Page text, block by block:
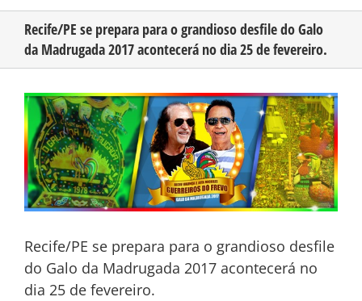
CONHEÇA O AMAZONAS
PUBLICIDADE
CONTATO
Recife/PE se prepara para o grandioso desfile do Galo
da Madrugada 2017 acontecerá no dia 25 de fevereiro.
View
Larger
Image
Recife/PE se prepara para o grandioso desfile
do Galo da Madrugada 2017 acontecerá no
dia 25 de fevereiro.